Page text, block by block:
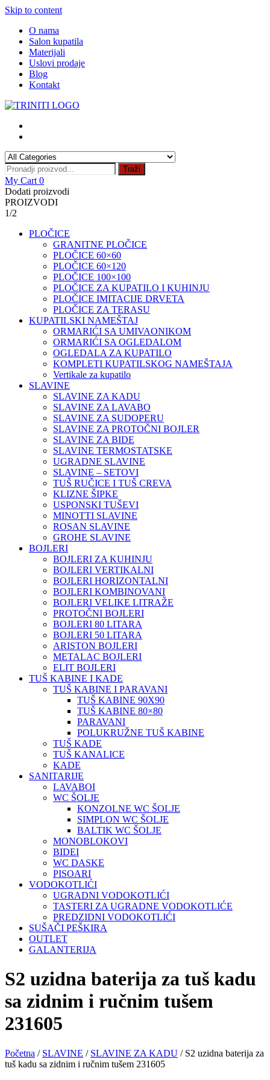
Skip to content
O nama
Salon kupatila
Materijali
Uslovi prodaje
Blog
Kontakt
Traži
My Cart 0
Dodati proizvodi
PROIZVODI
1/2
PLOČICE
GRANITNE PLOČICE
PLOČICE 60×60
PLOČICE 60×120
PLOČICE 100×100
PLOČICE ZA KUPATILO I KUHINJU
PLOČICE IMITACIJE DRVETA
PLOČICE ZA TERASU
KUPATILSKI NAMEŠTAJ
ORMARIĆI SA UMIVAONIKOM
ORMARIĆI SA OGLEDALOM
OGLEDALA ZA KUPATILO
KOMPLETI KUPATILSKOG NAMEŠTAJA
Vertikale za kupatilo
SLAVINE
SLAVINE ZA KADU
SLAVINE ZA LAVABO
SLAVINE ZA SUDOPERU
SLAVINE ZA PROTOČNI BOJLER
SLAVINE ZA BIDE
SLAVINE TERMOSTATSKE
UGRADNE SLAVINE
SLAVINE – SETOVI
TUŠ RUČICE I TUŠ CREVA
KLIZNE ŠIPKE
USPONSKI TUŠEVI
MINOTTI SLAVINE
ROSAN SLAVINE
GROHE SLAVINE
BOJLERI
BOJLERI ZA KUHINJU
BOJLERI VERTIKALNI
BOJLERI HORIZONTALNI
BOJLERI KOMBINOVANI
BOJLERI VELIKE LITRAŽE
PROTOČNI BOJLERI
BOJLERI 80 LITARA
BOJLERI 50 LITARA
ARISTON BOJLERI
METALAC BOJLERI
ELIT BOJLERI
TUŠ KABINE I KADE
TUŠ KABINE I PARAVANI
TUŠ KABINE 90X90
TUŠ KABINE 80×80
PARAVANI
POLUKRUŽNE TUŠ KABINE
TUŠ KADE
TUŠ KANALICE
KADE
SANITARIJE
LAVABOI
WC ŠOLJE
KONZOLNE WC ŠOLJE
SIMPLON WC ŠOLJE
BALTIK WC ŠOLJE
MONOBLOKOVI
BIDEI
WC DASKE
PISOARI
VODOKOTLIĆI
UGRADNI VODOKOTLIĆI
TASTERI ZA UGRADNE VODOKOTLIĆE
PREDZIDNI VODOKOTLIĆI
SUŠAČI PEŠKIRA
OUTLET
GALANTERIJA
S2 uzidna baterija za tuš kadu
sa zidnim i ručnim tušem
231605
Početna / SLAVINE / SLAVINE ZA KADU / S2 uzidna baterija za
tuš kadu sa zidnim i ručnim tušem 231605